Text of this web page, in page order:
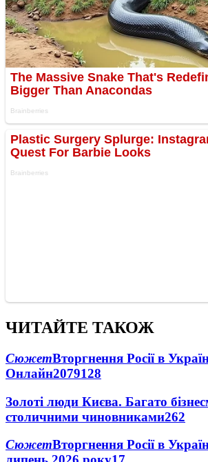
ЧИТАЙТЕ ТАКОЖ
СюжетВторгнення Росії в
Онлайн2079128
Золоті люди Києва. Багато
столичними чиновниками262
СюжетВторгнення Росії в